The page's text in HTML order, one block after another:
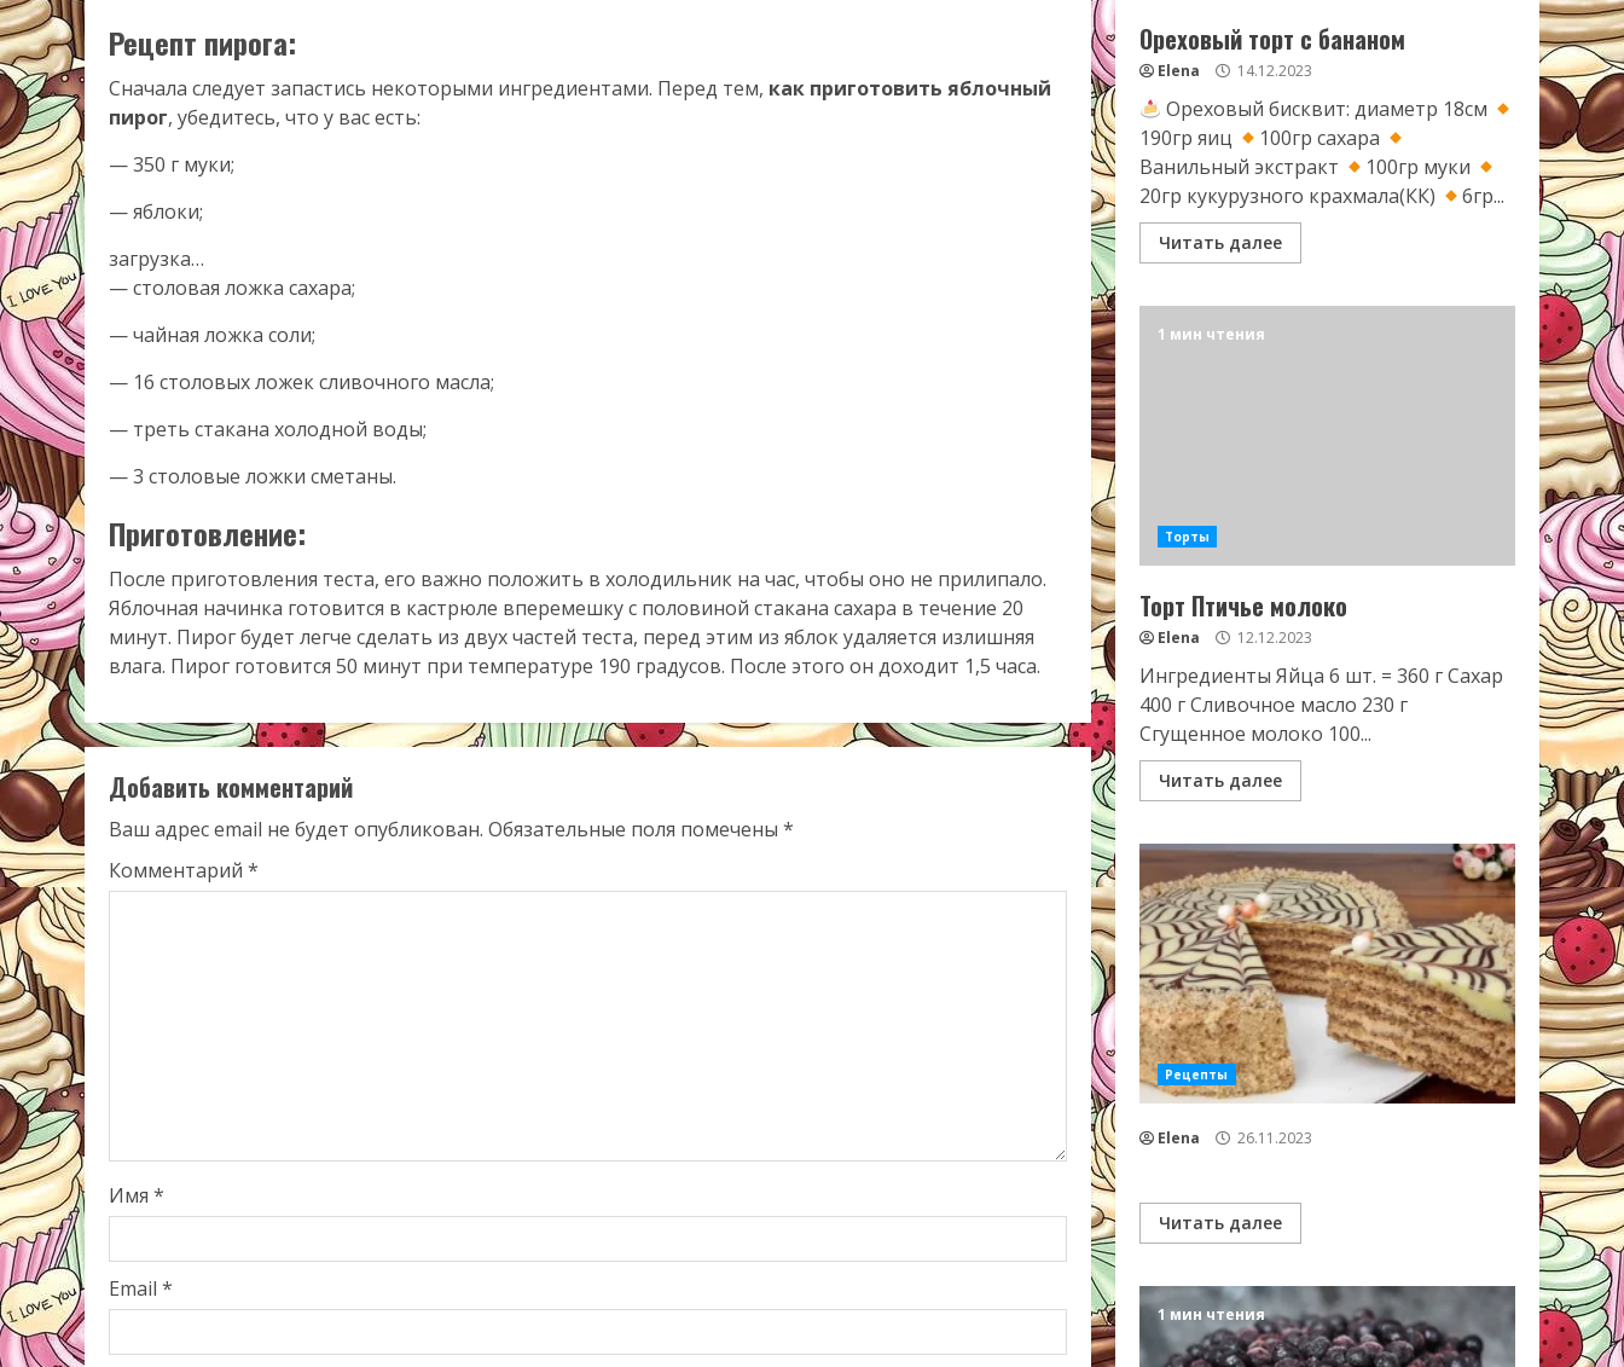
Рецепт пирога:
Сначала следует запастись некоторыми ингредиентами. Перед тем, как приготовить яблочный
пирог, убедитесь, что у вас есть:
— 350 г муки;
— яблоки;
загрузка…
— столовая ложка сахара;
— чайная ложка соли;
— 16 столовых ложек сливочного масла;
— треть стакана холодной воды;
— 3 столовые ложки сметаны.
Приготовление:
После приготовления теста, его важно положить в холодильник на час, чтобы оно не прилипало.
Яблочная начинка готовится в кастрюле вперемешку с половиной стакана сахара в течение 20
минут. Пирог будет легче сделать из двух частей теста, перед этим из яблок удаляется излишняя
влага. Пирог готовится 50 минут при температуре 190 градусов. После этого он доходит 1,5 часа.
Добавить комментарий
Ваш адрес email не будет опубликован. Обязательные поля помечены *
Комментарий *
Имя *
Email *
Ореховый торт с бананом
Elena 14.12.2023
Ореховый бисквит: диаметр 18см
190гр яиц
100гр сахара
Ванильный экстракт
100гр муки
20гр кукурузного крахмала(КК)
6гр...
Читать далее
1 мин чтения
Торты
Торт Птичье молоко
Elena 12.12.2023
Ингредиенты Яйца 6 шт. = 360 г Сахар
400 г Сливочное масло 230 г
Сгущенное молоко 100...
Читать далее
Рецепты
Elena 26.11.2023
Читать далее
1 мин чтения